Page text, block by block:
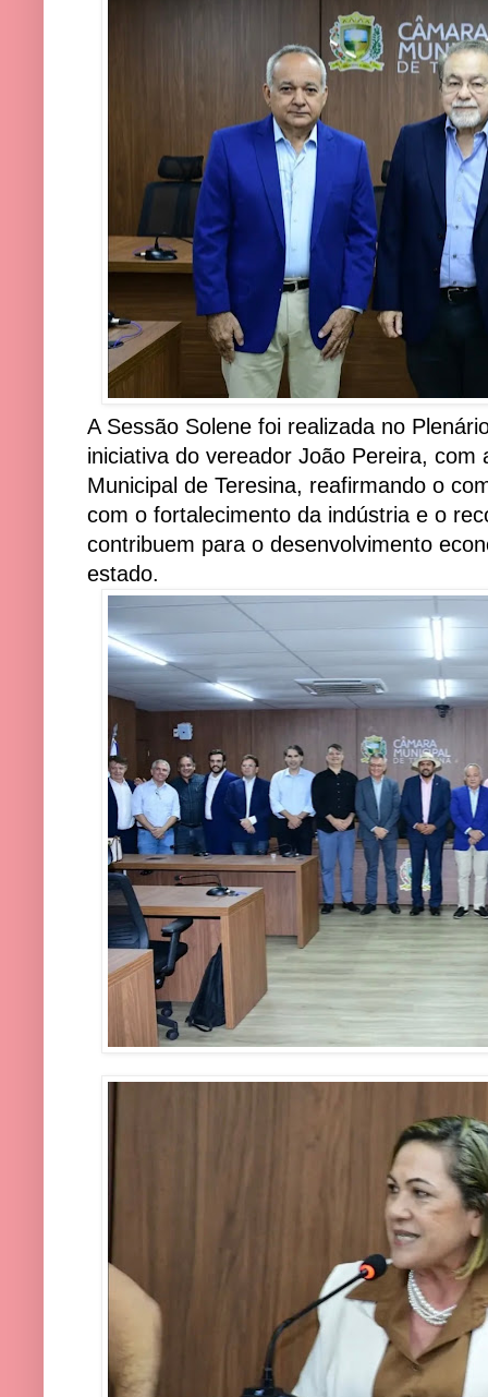
A Sessão Solene foi realizada no
iniciativa do vereador João Pereira, com
Municipal de Teresina, reafirmando o
com o fortalecimento da indústria e o
contribuem para o desenvolvimento
estado.